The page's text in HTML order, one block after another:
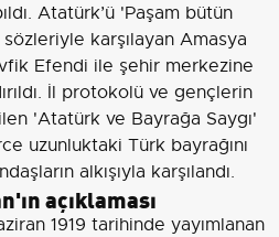
Atatürk’ü 'Paşam bütün
karşılayan Amasya
Efendi ile şehir merkezine
İl protokolü ve gençlerin
'Atatürk ve Bayrağa Saygı'
uzunluktaki Türk bayrağını
alkışıyla karşılandı.
açıklaması
1919 tarihinde yayımlanan